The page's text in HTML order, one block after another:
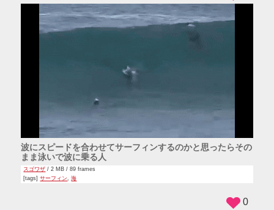
波にスピードを合わせてサーフィンするのかと思ったらその
まま泳いで波に乗る人
スゴワザ / 2 MB / 89 frames
[tags]サーフィン,海
0